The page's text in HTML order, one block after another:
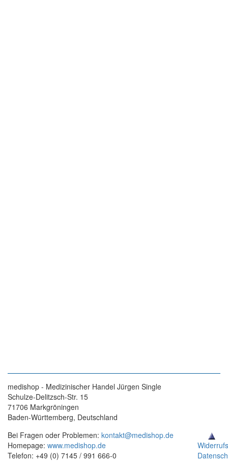
medishop - Medizinischer Handel Jürgen Single
Schulze-Delitzsch-Str. 15
71706 Markgröningen
Baden-Württemberg, Deutschland
Bei Fragen oder Problemen: kontakt@medishop.de
Homepage: www.medishop.de
Telefon: +49 (0) 7145 / 991 666-0